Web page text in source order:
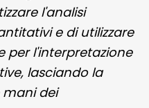
l'analisi
e di utilizzare
per l'interpretazione
lasciando la
mani dei